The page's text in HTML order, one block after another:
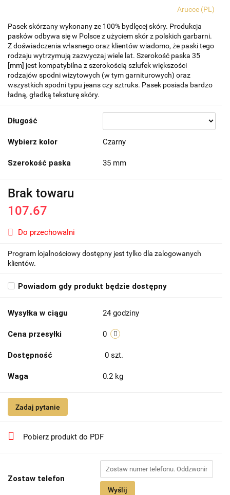
Arucce (PL)
Pasek skórzany wykonany ze 100% bydlęcej skóry. Produkcja
pasków odbywa się w Polsce z użyciem skór z polskich garbarni.
Z doświadczenia własnego oraz klientów wiadomo, że paski tego
rodzaju wytrzymują zazwyczaj wiele lat. Szerokość paska 35
[mm] jest kompatybilna z szerokością szlufek większości
rodzajów spodni wizytowych (w tym garniturowych) oraz
wszystkich spodni typu jeans czy sztruks. Pasek posiada bardzo
ładną, gładką teksturę skóry.
Długość
Wybierz kolor Czarny
Szerokość paska 35 mm
Brak towaru
107.67
Do przechowalni
Program lojalnościowy dostępny jest tylko dla zalogowanych
klientów.
Powiadom gdy produkt będzie dostępny
Wysyłka w ciągu 24 godziny
Cena przesyłki 0
Dostępność 0 szt.
Waga 0.2 kg
Zadaj pytanie
Pobierz produkt do PDF
Zostaw telefon
Wyślij